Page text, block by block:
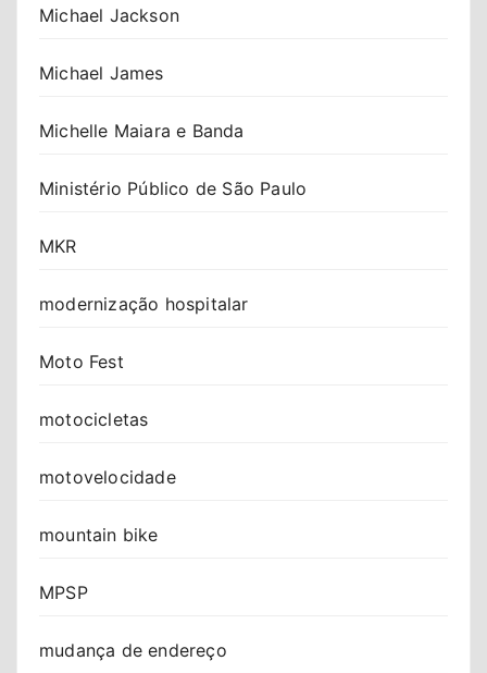
Michael Jackson
Michael James
Michelle Maiara e Banda
Ministério Público de São Paulo
MKR
modernização hospitalar
Moto Fest
motocicletas
motovelocidade
mountain bike
MPSP
mudança de endereço